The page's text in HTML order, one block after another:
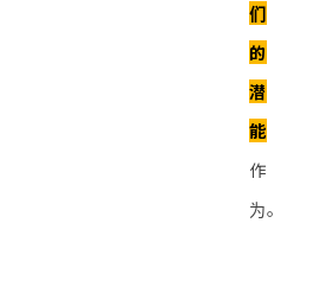
们
的
潜
能
作
为。